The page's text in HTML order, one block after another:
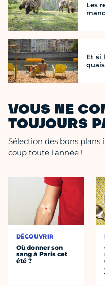
Les
Et si
VOUS NE
TOUJOURS
Sélection des bons
coup toute l'année !
DÉCOUVRIR
Où donner son
sang à Paris cet
été ?